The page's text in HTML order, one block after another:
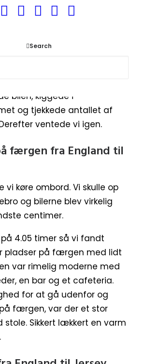
Search
i havneområdet og fandt ud
noget tid blev vi kaldt frem
bilen, kiggede i
og tjekkede antallet af
ventede vi igen.
færgen fra England til
vi køre ombord. Vi skulle op
og bilerne blev virkelig
centimer.
4.05 timer så vi fandt
pladser på færgen med lidt
var rimelig moderne med
en bar og et cafeteria.
for at gå udenfor og
færgen, var der et stor
stole. Sikkert lækkert en varm